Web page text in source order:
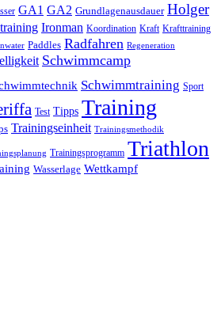
GA1 GA2 Grundlagenausdauer Holger
Ironman Koordination Kraft Krafttraining
Paddles Radfahren Regeneration
Schwimmcamp
Schwimmtraining Sport
Test Tipps Training
Trainingseinheit Trainingsmethodik
Trainingsprogramm Triathlon
Wasserlage Wettkampf